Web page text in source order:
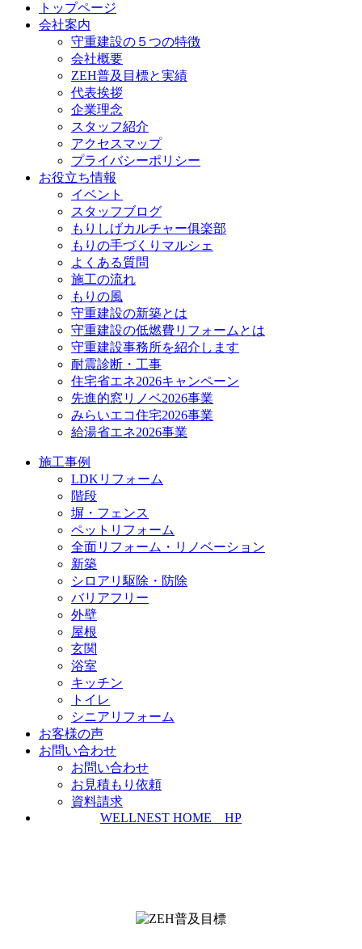
トップページ
会社案内
守重建設の５つの特徴
会社概要
ZEH普及目標と実績
代表挨拶
企業理念
スタッフ紹介
アクセスマップ
プライバシーポリシー
お役立ち情報
イベント
スタッフブログ
もりしげカルチャー俱楽部
もりの手づくりマルシェ
よくある質問
施工の流れ
もりの風
守重建設の新築とは
守重建設の低燃費リフォームとは
守重建設事務所を紹介します
耐震診断・工事
住宅省エネ2026キャンペーン
先進的窓リノベ2026事業
みらいエコ住宅2026事業
給湯省エネ2026事業
施工事例
LDKリフォーム
階段
塀・フェンス
ペットリフォーム
全面リフォーム・リノベーション
新築
シロアリ駆除・防除
バリアフリー
外壁
屋根
玄関
浴室
キッチン
トイレ
シニアリフォーム
お客様の声
お問い合わせ
お問い合わせ
お見積もり依頼
資料請求
WELLNEST HOME HP